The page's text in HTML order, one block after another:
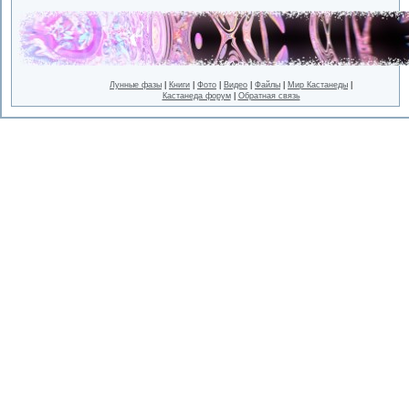
Лунные фазы Книги Фото Видео Файлы Мир Кастанеды
Кастанеда форум| Обратная связь